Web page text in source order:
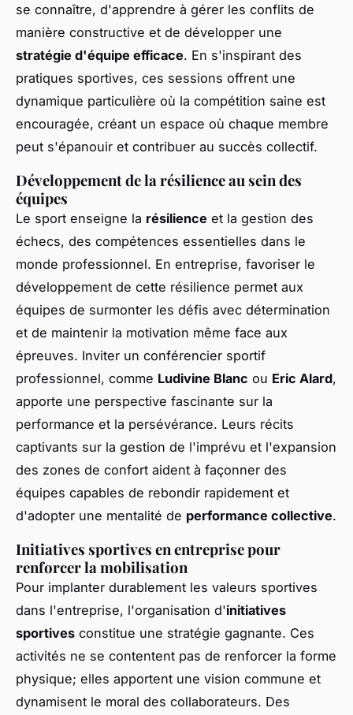
se connaître, d'apprendre à gérer les conflits de
manière constructive et de développer une
stratégie d'équipe efficace. En s'inspirant des
pratiques sportives, ces sessions offrent une
dynamique particulière où la compétition saine est
encouragée, créant un espace où chaque membre
peut s'épanouir et contribuer au succès collectif.
Développement de la résilience au sein des
équipes
Le sport enseigne la résilience et la gestion des
échecs, des compétences essentielles dans le
monde professionnel. En entreprise, favoriser le
développement de cette résilience permet aux
équipes de surmonter les défis avec détermination
et de maintenir la motivation même face aux
épreuves. Inviter un conférencier sportif
professionnel, comme Ludivine Blanc ou Eric Alard,
apporte une perspective fascinante sur la
performance et la persévérance. Leurs récits
captivants sur la gestion de l'imprévu et l'expansion
des zones de confort aident à façonner des
équipes capables de rebondir rapidement et
d'adopter une mentalité de performance collective.
Initiatives sportives en entreprise pour
renforcer la mobilisation
Pour implanter durablement les valeurs sportives
dans l'entreprise, l'organisation d'initiatives
sportives constitue une stratégie gagnante. Ces
activités ne se contentent pas de renforcer la forme
physique; elles apportent une vision commune et
dynamisent le moral des collaborateurs. Des